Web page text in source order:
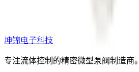
坤锦电子科技
专注流体控制的精密微型泵阀制造商。